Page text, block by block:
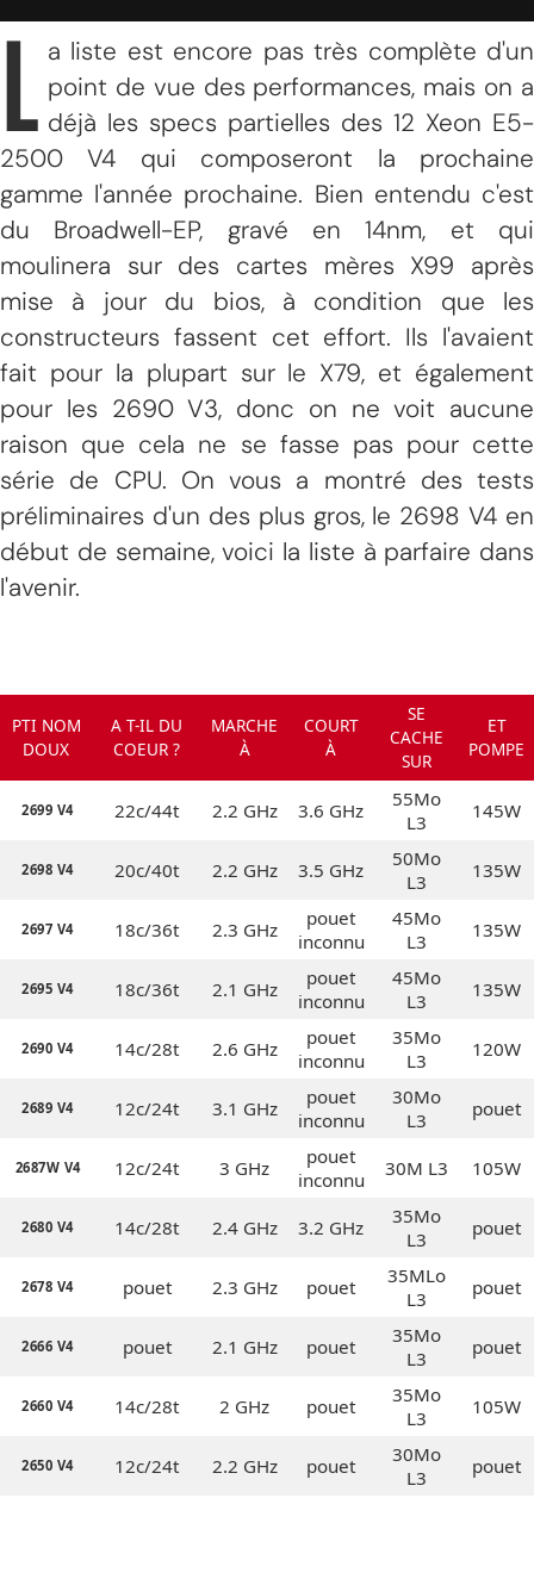
L
a liste est encore pas très complète d'un
point de vue des performances, mais on a
déjà les specs partielles des 12 Xeon E5-
2500 V4 qui composeront la prochaine
gamme l'année prochaine. Bien entendu c'est
du Broadwell-EP, gravé en 14nm, et qui
moulinera sur des cartes mères X99 après
mise à jour du bios, à condition que les
constructeurs fassent cet effort. Ils l'avaient
fait pour la plupart sur le X79, et également
pour les 2690 V3, donc on ne voit aucune
raison que cela ne se fasse pas pour cette
série de CPU. On vous a montré des tests
préliminaires d'un des plus gros, le 2698 V4 en
début de semaine, voici la liste à parfaire dans
l'avenir.
PTI NOM
DOUX
A T-IL DU
COEUR ?
MARCHE
À
COURT
À
SE
CACHE
SUR
ET
POMPE
2699 V4 22c/44t 2.2 GHz 3.6 GHz
55Mo
L3
145W
2698 V4 20c/40t 2.2 GHz 3.5 GHz
50Mo
L3
135W
2697 V4 18c/36t 2.3 GHz
pouet
inconnu
45Mo
L3
135W
2695 V4 18c/36t 2.1 GHz
pouet
inconnu
45Mo
L3
135W
2690 V4 14c/28t 2.6 GHz
pouet
inconnu
35Mo
L3
120W
2689 V4 12c/24t 3.1 GHz
pouet
inconnu
30Mo
L3
pouet
2687W V4 12c/24t 3 GHz
pouet
inconnu
30M L3 105W
2680 V4 14c/28t 2.4 GHz 3.2 GHz
35Mo
L3
pouet
2678 V4 pouet 2.3 GHz pouet
35MLo
L3
pouet
2666 V4 pouet 2.1 GHz pouet
35Mo
L3
pouet
2660 V4 14c/28t 2 GHz pouet
35Mo
L3
105W
2650 V4 12c/24t 2.2 GHz pouet
30Mo
L3
pouet